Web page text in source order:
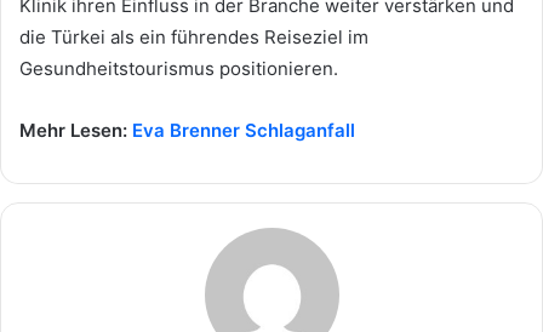
Klinik ihren Einfluss in der Branche weiter verstärken und
die Türkei als ein führendes Reiseziel im
Gesundheitstourismus positionieren.
Mehr Lesen: Eva Brenner Schlaganfall